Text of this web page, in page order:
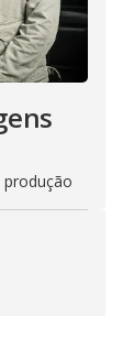
produção